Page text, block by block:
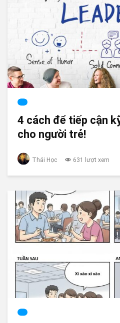
4 cách để tiếp cận
cho người trẻ!
Thái Học 631 lượt xem